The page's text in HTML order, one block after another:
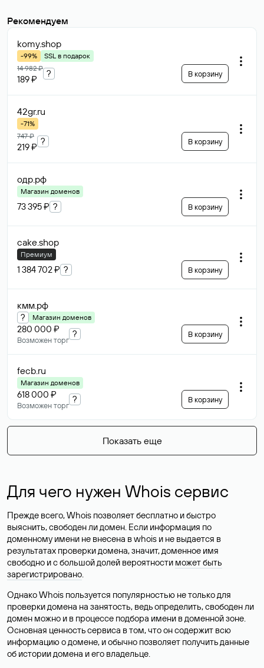
Рекомендуем
komy.shop
-99%
SSL в подарок
14 982 ₽
189 ₽
? В корзину
42gr.ru
-71%
747 ₽
219 ₽
? В корзину
одр.рф
Магазин доменов
73 395 ₽ ? В корзину
cake.shop
Премиум
1 384 702 ₽ ? В корзину
кмм.рф
? Магазин доменов
280 000 ₽
Возможен торг
? В корзину
fecb.ru
Магазин доменов
618 000 ₽
Возможен торг
? В корзину
Показать еще
Для чего нужен Whois сервис
Прежде всего, Whois позволяет бесплатно и быстро
выяснить, свободен ли домен. Если информация по
доменному имени не внесена в whois и не выдается в
результатах проверки домена, значит, доменное имя
свободно и с большой долей вероятности может быть
зарегистрировано.
Однако Whois пользуется популярностью не только для
проверки домена на занятость, ведь определить, свободен ли
домен можно и в процессе подбора имени в доменной зоне.
Основная ценность сервиса в том, что он содержит всю
информацию о домене, и обычно позволяет получить данные
об истории домена и его владельце.